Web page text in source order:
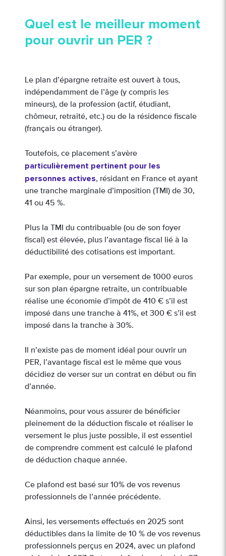
Quel est le meilleur moment
pour ouvrir un PER ?
Le plan d’épargne retraite est ouvert à tous,
indépendamment de l’âge (y compris les
mineurs), de la profession (actif, étudiant,
chômeur, retraité, etc.) ou de la résidence fiscale
(français ou étranger).
Toutefois, ce placement s’avère
particulièrement pertinent pour les
personnes actives, résidant en France et ayant
une tranche marginale d’imposition (TMI) de 30,
41 ou 45 %.
Plus la TMI du contribuable (ou de son foyer
fiscal) est élevée, plus l’avantage fiscal lié à la
déductibilité des cotisations est important.
Par exemple, pour un versement de 1000 euros
sur son plan épargne retraite, un contribuable
réalise une économie d’impôt de 410 € s’il est
imposé dans une tranche à 41%, et 300 € s’il est
imposé dans la tranche à 30%.
Il n’existe pas de moment idéal pour ouvrir un
PER, l’avantage fiscal est le même que vous
décidiez de verser sur un contrat en début ou fin
d’année.
Néanmoins, pour vous assurer de bénéficier
pleinement de la déduction fiscale et réaliser le
versement le plus juste possible, il est essentiel
de comprendre comment est calculé le plafond
de déduction chaque année.
Ce plafond est basé sur 10% de vos revenus
professionnels de l’année précédente.
Ainsi, les versements effectués en 2025 sont
déductibles dans la limite de 10 % de vos revenus
professionnels perçus en 2024, avec un plafond